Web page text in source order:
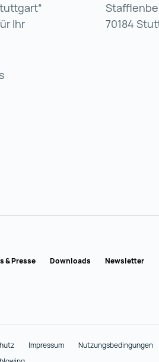
Ihr
70184
& Presse Downloads Newsletter
Impressum
Nutzungsbedingungen